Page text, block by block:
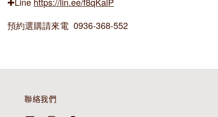
預約選購請來電 0936-368-552
聯絡我們